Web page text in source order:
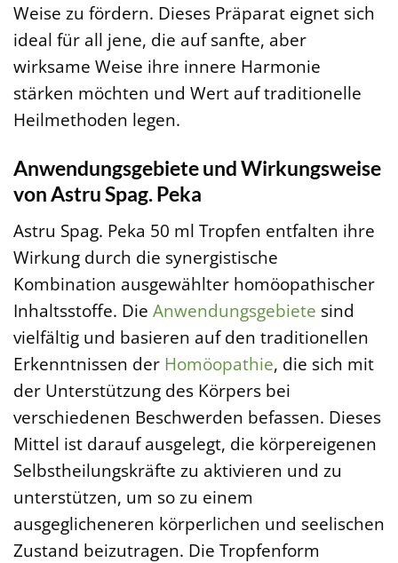
Weise zu fördern. Dieses Präparat eignet sich
ideal für all jene, die auf sanfte, aber
wirksame Weise ihre innere Harmonie
stärken möchten und Wert auf traditionelle
Heilmethoden legen.
Anwendungsgebiete und Wirkungsweise
von Astru Spag. Peka
Astru Spag. Peka 50 ml Tropfen entfalten ihre
Wirkung durch die synergistische
Kombination ausgewählter homöopathischer
Inhaltsstoffe. Die Anwendungsgebiete sind
vielfältig und basieren auf den traditionellen
Erkenntnissen der Homöopathie, die sich mit
der Unterstützung des Körpers bei
verschiedenen Beschwerden befassen. Dieses
Mittel ist darauf ausgelegt, die körpereigenen
Selbstheilungskräfte zu aktivieren und zu
unterstützen, um so zu einem
ausgeglicheneren körperlichen und seelischen
Zustand beizutragen. Die Tropfenform